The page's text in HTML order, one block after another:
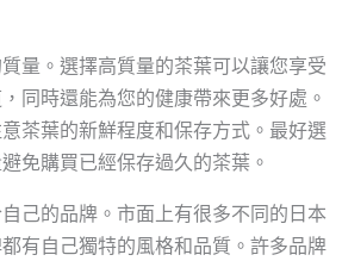
量。選擇高質量的茶葉可以讓您享受
同時還能為您的健康帶來更多好處。
茶葉的新鮮程度和保存方式。最好選
免購買已經保存過久的茶葉。
己的品牌。市面上有很多不同的日本
有自己獨特的風格和品質。許多品牌